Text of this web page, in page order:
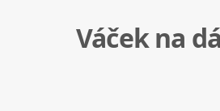
Váček na